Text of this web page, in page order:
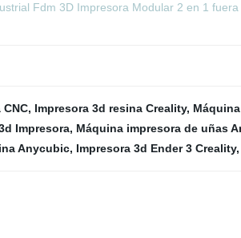
Fdm 3D Impresora Modular 2 en 1
, Impresora 3d resina Creality,
Impresora, Máquina impresora de uñas
Anycubic, Impresora 3d Ender 3 Creality,